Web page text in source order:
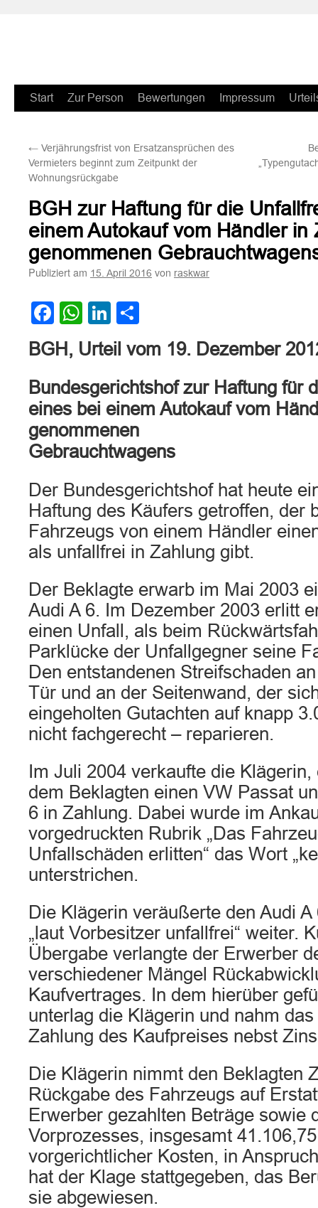
Zum
springen
Start Zur Person Bewertungen Impressum
← Verjährungsfrist von Ersatzansprüchen des
Vermieters beginnt zum Zeitpunkt der
Wohnungsrückgabe
BGH zur Haftung für die
einem Autokauf vom Händler in
genommenen
Publiziert am 15. April 2016 von raskwar
Facebook
WhatsApp
LinkedIn
BGH, Urteil vom 19. Dezember
Bundesgerichtshof zur Haftung für
eines bei einem Autokauf vom
genommenen
Gebrauchtwagens
Der Bundesgerichtshof hat heute
Haftung des Käufers getroffen, der
Fahrzeugs von einem Händler
als unfallfrei in Zahlung gibt.
Der Beklagte erwarb im Mai 2003
Audi A 6. Im Dezember 2003 erlitt
einen Unfall, als beim
Parklücke der Unfallgegner seine
Den entstandenen Streifschaden
Tür und an der Seitenwand, der
eingeholten Gutachten auf knapp
nicht fachgerecht – reparieren.
Im Juli 2004 verkaufte die
dem Beklagten einen VW Passat
6 in Zahlung. Dabei wurde im
vorgedruckten Rubrik „Das
Unfallschäden erlitten“ das Wort
unterstrichen.
Die Klägerin veräußerte den Audi
„laut Vorbesitzer unfallfrei“ weiter.
Übergabe verlangte der Erwerber
verschiedener Mängel
Kaufvertrages. In dem hierüber
unterlag die Klägerin und nahm
Zahlung des Kaufpreises nebst
Die Klägerin nimmt den Beklagten
Rückgabe des Fahrzeugs auf
Erwerber gezahlten Beträge sowie
Vorprozesses, insgesamt
vorgerichtlicher Kosten, in
hat der Klage stattgegeben, das
sie abgewiesen.